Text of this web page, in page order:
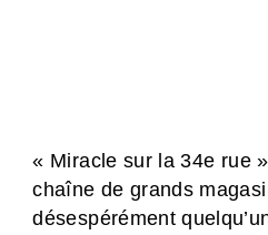
« Miracle sur la 34e rue
chaîne de grands
désespérément